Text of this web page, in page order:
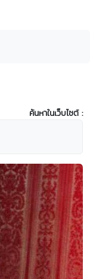
ค้นหาในเว็บไซต์ :